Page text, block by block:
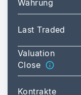
Währung
Last Traded
Valuation
Close
Kontrakte